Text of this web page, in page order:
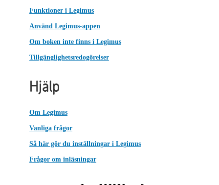
Funktioner i Legimus
Använd Legimus-appen
Om boken inte finns i Legimus
Tillgänglighetsredogörelser
Hjälp
Om Legimus
Vanliga frågor
Så här gör du inställningar i Legimus
Frågor om inläsningar